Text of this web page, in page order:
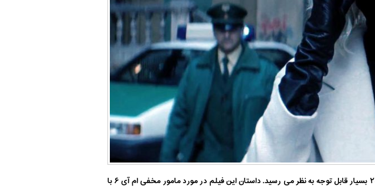
فیلم بلوند اتمی فروش گیشه حیرت انگیزی نداشت اما برای فیلم اکشنی با موضوع جدید در سال ۲۰۱۷ بسیار قابل توجه به نظر می رسید. داستان این فیلم در مورد مامور مخفی ام آی ۶ با